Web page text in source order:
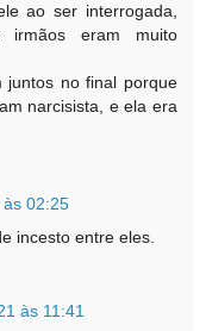
ao ser interrogada,
eram muito
juntos no final porque
narcisista, e ela era
02:25
incesto entre eles.
às 11:41